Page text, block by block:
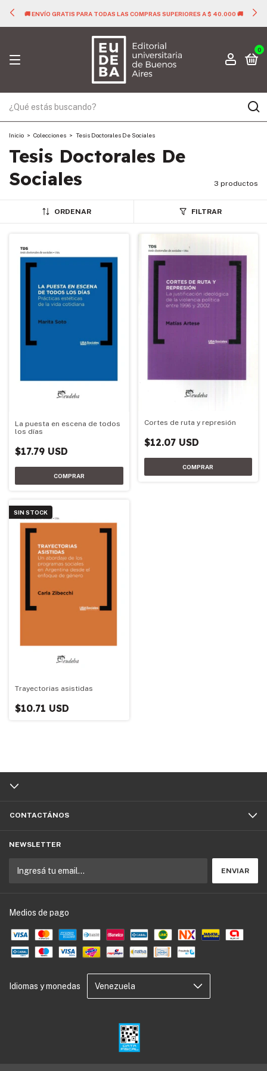
🚚 ENVÍO GRATIS PARA TODAS LAS COMPRAS SUPERIORES A $ 40.000 🚚
0
Inicio > Colecciones > Tesis Doctorales De Sociales
Tesis Doctorales De
Sociales
3 productos
ORDENAR FILTRAR
La puesta en escena de todos
los días
$17.79 USD
Cortes de ruta y represión
$12.07 USD
SIN STOCK
Trayectorias asistidas
$10.71 USD
CONTACTÁNOS
NEWSLETTER
Medios de pago
Idiomas y monedas